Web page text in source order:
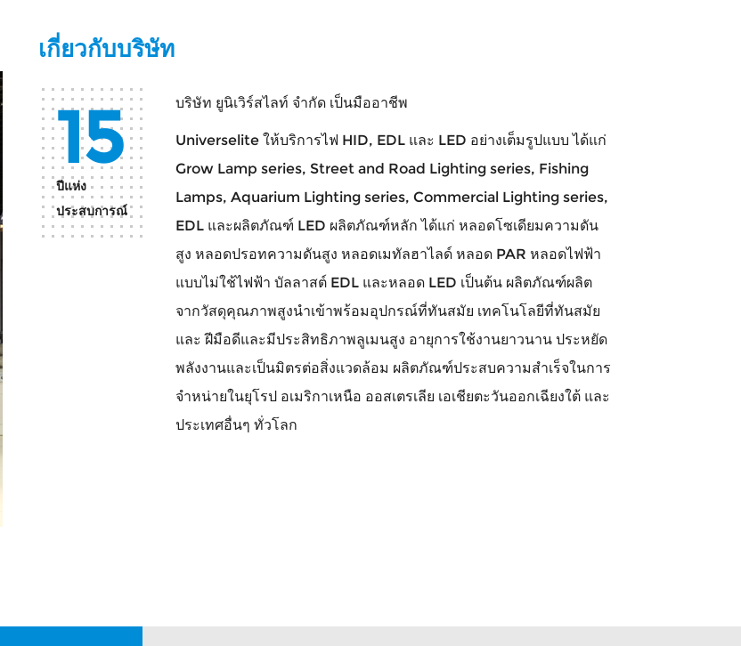
เกี่ยวกับบริษัท
15
ปีแห่ง
ประสบการณ์
บริษัท ยูนิเวิร์สไลท์ จำกัด เป็นมืออาชีพ
Universelite ให้บริการไฟ HID, EDL และ LED อย่างเต็มรูปแบบ ได้แก่
Grow Lamp series, Street and Road Lighting series, Fishing
Lamps, Aquarium Lighting series, Commercial Lighting series,
EDL และผลิตภัณฑ์ LED ผลิตภัณฑ์หลัก ได้แก่ หลอดโซเดียมความดัน
สูง หลอดปรอทความดันสูง หลอดเมทัลฮาไลด์ หลอด PAR หลอดไฟฟ้า
แบบไม่ใช้ไฟฟ้า บัลลาสต์ EDL และหลอด LED เป็นต้น ผลิตภัณฑ์ผลิต
จากวัสดุคุณภาพสูงนำเข้าพร้อมอุปกรณ์ที่ทันสมัย ​​เทคโนโลยีที่ทันสมัย ​​
และ ฝีมือดีและมีประสิทธิภาพลูเมนสูง อายุการใช้งานยาวนาน ประหยัด
พลังงานและเป็นมิตรต่อสิ่งแวดล้อม ผลิตภัณฑ์ประสบความสำเร็จในการ
จำหน่ายในยุโรป อเมริกาเหนือ ออสเตรเลีย เอเชียตะวันออกเฉียงใต้ และ
ประเทศอื่นๆ ทั่วโลก